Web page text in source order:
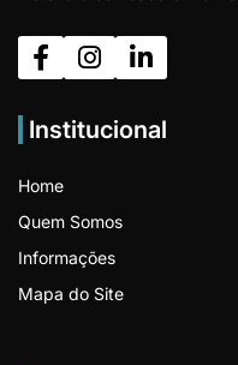
Institucional
Home
Quem Somos
Informações
Mapa do Site